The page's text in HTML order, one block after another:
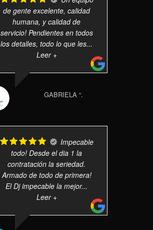
de gente excelente, calidad
humana, y calidad de
servicio! Pendientes en todos
los detalles, todo lo que les...
Leer +
GABRIELA “.
Impecable
todo! Desde el dia 1 la
contratación la seriedad.
Armado de todo de primera!
El Dj impecable la mejor...
Leer +